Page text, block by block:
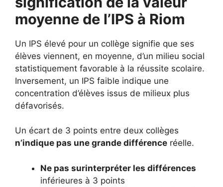
moyenne de l’IPS à Riom
Un IPS élevé pour un collège signifie que ses
élèves viennent, en moyenne, d’un milieu social
statistiquement favorable à la réussite scolaire.
Inversement, un IPS faible indique une
concentration d’élèves issus de milieux plus
défavorisés.
Un écart de 3 points entre deux collèges
n’indique pas une grande différence réelle.
Ne pas surinterpréter les différences
inférieures à 3 points